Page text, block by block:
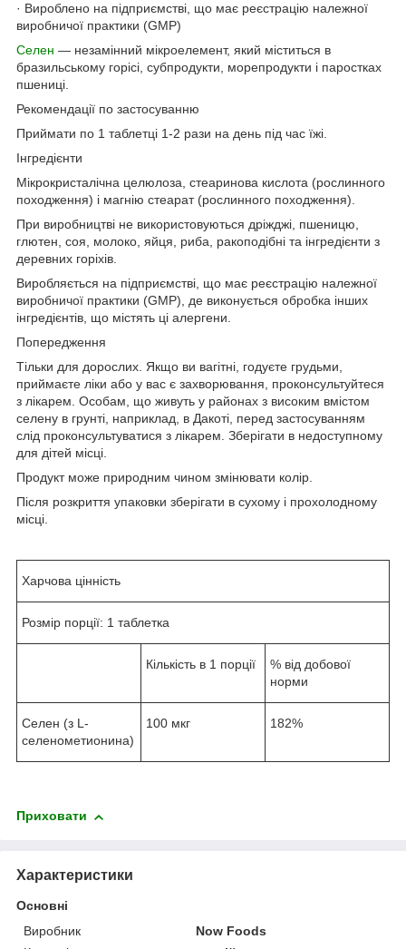
· Вироблено на підприємстві, що має реєстрацію належної
виробничої практики (GMP)
Селен — незамінний мікроелемент, який міститься в
бразильському горісі, субпродукти, морепродукти і паростках
пшениці.
Рекомендації по застосуванню
Приймати по 1 таблетці 1-2 рази на день під час їжі.
Інгредієнти
Мікрокристалічна целюлоза, стеаринова кислота (рослинного
походження) і магнію стеарат (рослинного походження).
При виробництві не використовуються дріжджі, пшеницю,
глютен, соя, молоко, яйця, риба, ракоподібні та інгредієнти з
деревних горіхів.
Виробляється на підприємстві, що має реєстрацію належної
виробничої практики (GMP), де виконується обробка інших
інгредієнтів, що містять ці алергени.
Попередження
Тільки для дорослих. Якщо ви вагітні, годуєте грудьми,
приймаєте ліки або у вас є захворювання, проконсультуйтеся
з лікарем. Особам, що живуть у районах з високим вмістом
селену в грунті, наприклад, в Дакоті, перед застосуванням
слід проконсультуватися з лікарем. Зберігати в недоступному
для дітей місці.
Продукт може природним чином змінювати колір.
Після розкриття упаковки зберігати в сухому і прохолодному
місці.
Харчова цінність
Розмір порції: 1 таблетка
Кількість в 1 порції
% від добової
норми
Селен (з L-
селенометионина)
100 мкг 182%
Приховати
Характеристики
Основні
Виробник
Now Foods